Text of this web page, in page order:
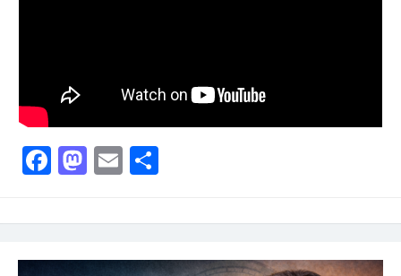
Facebook
Mastodon
Email